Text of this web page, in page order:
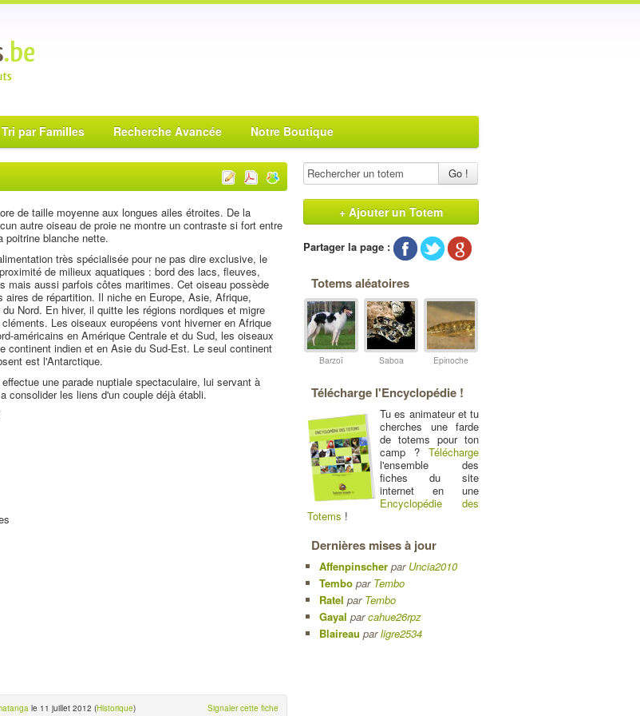
Tri par Familles Recherche Avancée Notre Boutique
de taille moyenne aux longues ailes étroites. De la
autre oiseau de proie ne montre un contraste si fort entre
poitrine blanche nette.
très spécialisée pour ne pas dire exclusive, le
de milieux aquatiques : bord des lacs, fleuves,
mais aussi parfois côtes maritimes. Cet oiseau possède
aires de répartition. Il niche en Europe, Asie, Afrique,
Nord. En hiver, il quitte les régions nordiques et migre
Les oiseaux européens vont hiverner en Afrique
américains en Amérique Centrale et du Sud, les oiseaux
continent indien et en Asie du Sud-Est. Le seul continent
est l'Antarctique.
une parade nuptiale spectaculaire, lui servant à
consolider les liens d'un couple déjà établi.
le 11 juillet 2012 (Historique) Signaler cette fiche
Go !
+ Ajouter un Totem
Partager la page :
Totems aléatoires
Barzoï Saboa Epinoche
Télécharge l'Encyclopédie !
Tu es animateur et tu
cherches une farde
de totems pour ton
camp ? Télécharge
l'ensemble des
fiches du site
internet en une
Encyclopédie des
Totems !
Dernières mises à jour
Affenpinscher par Uncia2010
Tembo par Tembo
Ratel par Tembo
Gayal parcahue26rpz
Blaireau parligre2534